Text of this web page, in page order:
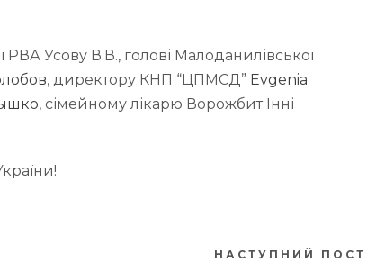
РВА Усову В.В., голові Малоданилівської
, директору КНП “ЦПМСД” Evgenia
, сімейному лікарю Ворожбит Інні
НАСТУПНИЙ ПОСТ